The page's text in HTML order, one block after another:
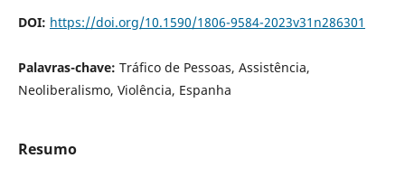
DOI: https://doi.org/10.1590/1806-9584-2023v31n286301
Palavras-chave: Tráfico de Pessoas, Assistência,
Neoliberalismo, Violência, Espanha
Resumo